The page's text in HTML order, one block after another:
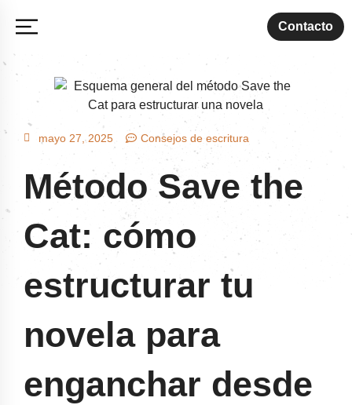
Contacto
mayo 27, 2025 Consejos de escritura
Método Save the
Cat: cómo
estructurar tu
novela para
enganchar desde